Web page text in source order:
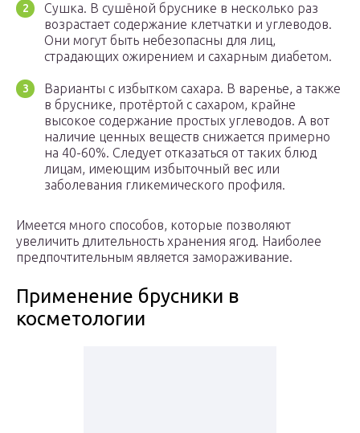
Сушка. В сушёной бруснике в несколько раз
возрастает содержание клетчатки и углеводов.
Они могут быть небезопасны для лиц,
страдающих ожирением и сахарным диабетом.
Варианты с избытком сахара. В варенье, а также
в бруснике, протёртой с сахаром, крайне
высокое содержание простых углеводов. А вот
наличие ценных веществ снижается примерно
на 40-60%. Следует отказаться от таких блюд
лицам, имеющим избыточный вес или
заболевания гликемического профиля.
Имеется много способов, которые позволяют
увеличить длительность хранения ягод. Наиболее
предпочтительным является замораживание.
Применение брусники в
косметологии